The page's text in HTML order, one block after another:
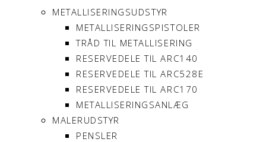
METALLISERINGSUDSTYR
METALLISERINGSPISTOLER
TRÅD TIL METALLISERING
RESERVEDELE TIL ARC140
RESERVEDELE TIL ARC528E
RESERVEDELE TIL ARC170
METALLISERINGSANLÆG
MALERUDSTYR
PENSLER